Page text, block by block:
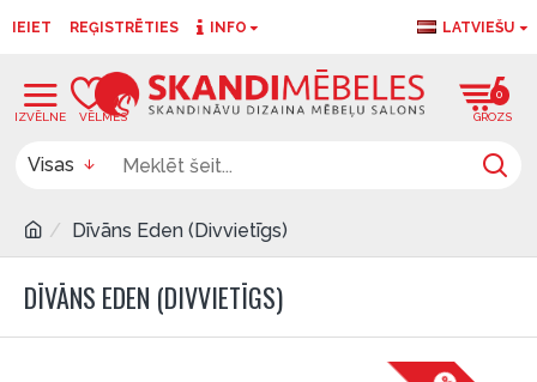
IEIET REĢISTRĒTIES INFO LATVIEŠU
0
Visas
Dīvāns Eden (Divvietīgs)
DĪVĀNS EDEN (DIVVIETĪGS)